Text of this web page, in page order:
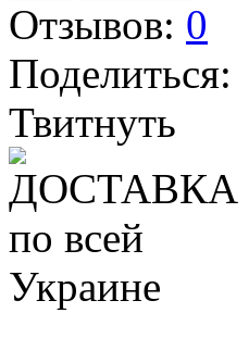
Отзывов: 0
Поделиться:
Твитнуть